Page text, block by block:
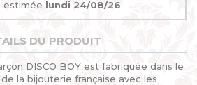
estimée lundi 24/08/26
DU PRODUIT
DISCO BOY est fabriquée dans le
la bijouterie française avec les